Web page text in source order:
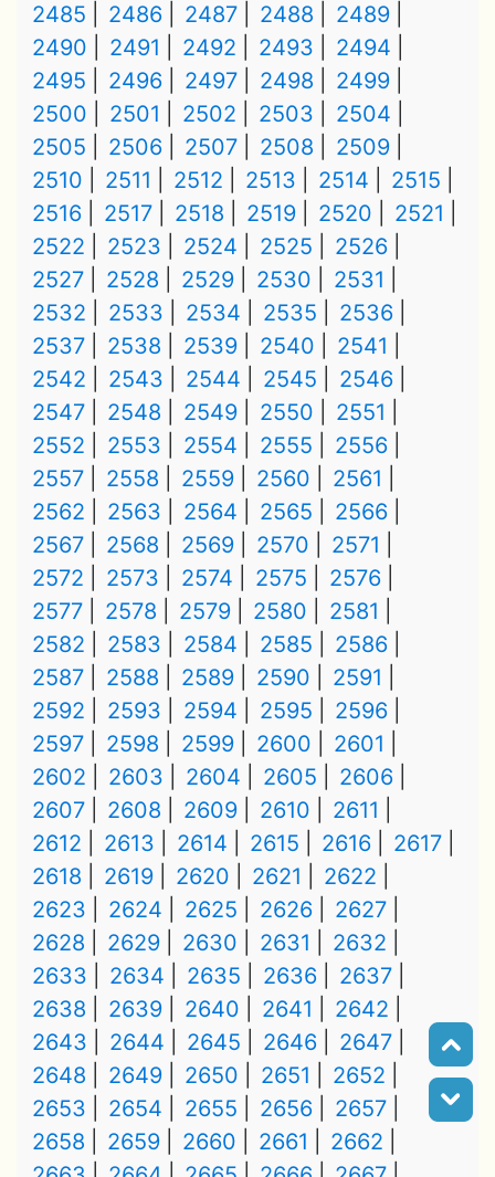
2485
2486 2487 2488
2489
2490
2491 2492 2493
2494
2495
2496 2497 2498
2499
2500
2501 2502 2503
2504
2505
2506 2507 2508
2509
2510
2511 2512 2513 2514
2515
2516
2517 2518 2519 2520
2521
2522
2523 2524 2525
2526
2527
2528 2529 2530
2531
2532
2533 2534 2535
2536
2537
2538 2539 2540
2541
2542
2543 2544 2545
2546
2547
2548 2549 2550
2551
2552
2553 2554 2555
2556
2557
2558 2559 2560
2561
2562
2563 2564 2565
2566
2567
2568 2569 2570
2571
2572
2573 2574 2575
2576
2577
2578 2579 2580
2581
2582
2583 2584 2585
2586
2587
2588 2589 2590
2591
2592
2593 2594 2595
2596
2597
2598 2599 2600
2601
2602
2603 2604 2605
2606
2607
2608 2609 2610
2611
2612
2613 2614 2615 2616
2617
2618
2619 2620 2621
2622
2623
2624 2625 2626
2627
2628
2629 2630 2631
2632
2633
2634 2635 2636
2637
2638
2639 2640 2641
2642
2643
2644 2645 2646
2647
2648
2649 2650 2651
2652
2653
2654 2655 2656
2657
2658
2659 2660 2661
2662